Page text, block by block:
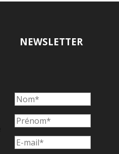
NEWSLETTER